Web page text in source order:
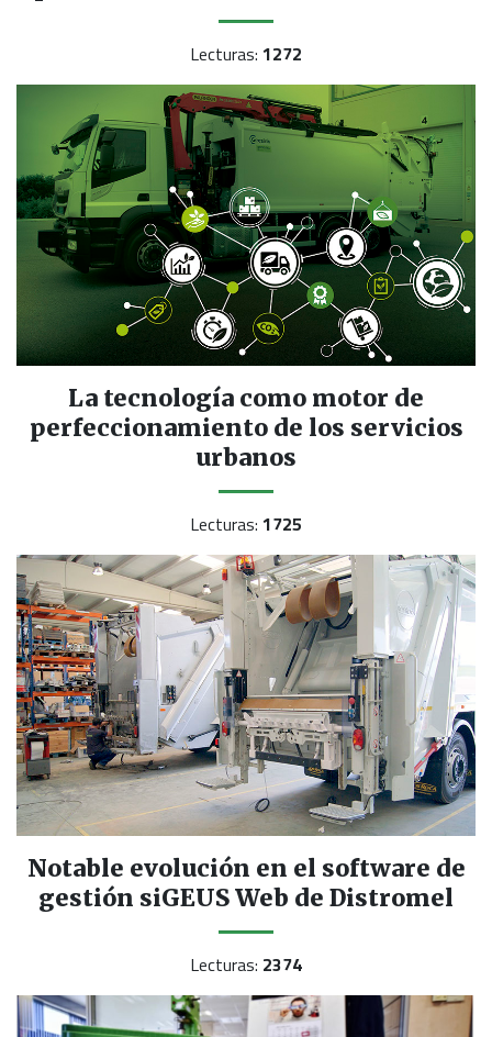
Lecturas: 1272
La tecnología como motor de
perfeccionamiento de los servicios
urbanos
Lecturas: 1725
Notable evolución en el software de
gestión siGEUS Web de Distromel
Lecturas: 2374